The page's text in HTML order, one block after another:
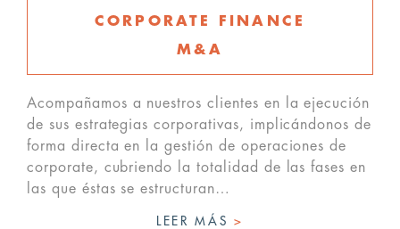
CORPORATE FINANCE
M&A
Acompañamos a nuestros clientes en la ejecución
de sus estrategias corporativas, implicándonos de
forma directa en la gestión de operaciones de
corporate, cubriendo la totalidad de las fases en
las que éstas se estructuran…
LEER MÁS>